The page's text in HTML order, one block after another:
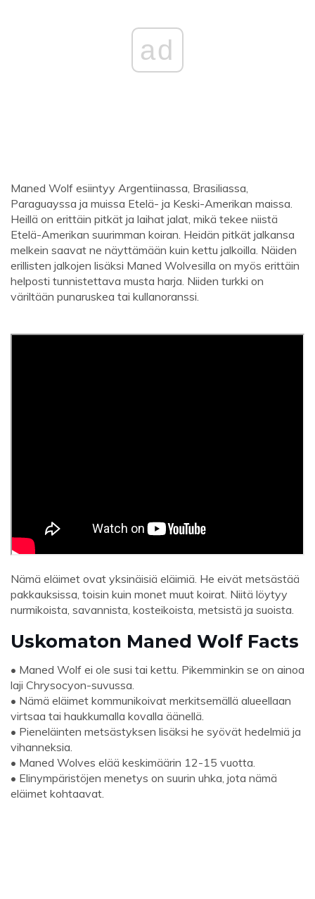
ad
Maned Wolf esiintyy Argentiinassa, Brasiliassa,
Paraguayssa ja muissa Etelä- ja Keski-Amerikan maissa.
Heillä on erittäin pitkät ja laihat jalat, mikä tekee niistä
Etelä-Amerikan suurimman koiran. Heidän pitkät jalkansa
melkein saavat ne näyttämään kuin kettu jalkoilla. Näiden
erillisten jalkojen lisäksi Maned Wolvesilla on myös erittäin
helposti tunnistettava musta harja. Niiden turkki on
väriltään punaruskea tai kullanoranssi.
Nämä eläimet ovat yksinäisiä eläimiä. He eivät metsästää
pakkauksissa, toisin kuin monet muut koirat. Niitä löytyy
nurmikoista, savannista, kosteikoista, metsistä ja suoista.
Uskomaton Maned Wolf Facts
• Maned Wolf ei ole susi tai kettu. Pikemminkin se on ainoa
laji Chrysocyon-suvussa.
• Nämä eläimet kommunikoivat merkitsemällä alueellaan
virtsaa tai haukkumalla kovalla äänellä.
• Pieneläinten metsästyksen lisäksi he syövät hedelmiä ja
vihanneksia.
• Maned Wolves elää keskimäärin 12-15 vuotta.
• Elinympäristöjen menetys on suurin uhka, jota nämä
eläimet kohtaavat.